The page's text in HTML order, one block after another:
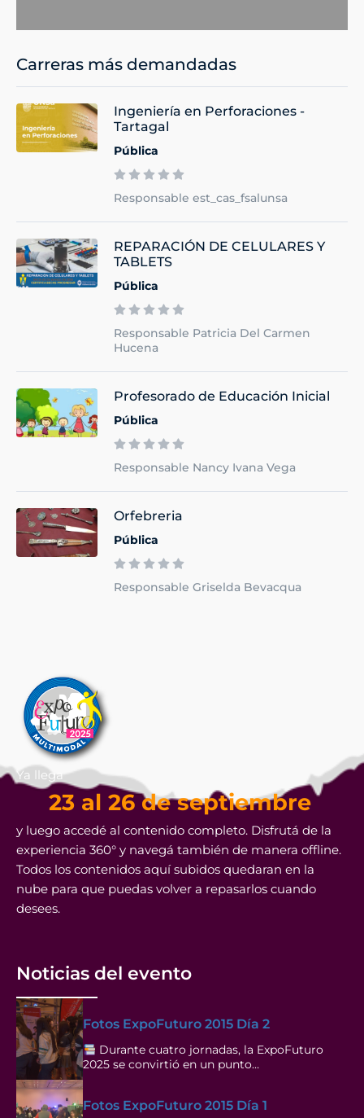
Carreras más demandadas
Ingeniería en Perforaciones -
Tartagal
Pública
Responsable est_cas_fsalunsa
REPARACIÓN DE CELULARES Y
TABLETS
Pública
Responsable Patricia Del Carmen
Hucena
Profesorado de Educación Inicial
Pública
Responsable Nancy Ivana Vega
Orfebreria
Pública
Responsable Griselda Bevacqua
Ya llega
23 al 26 de septiembre
y luego accedé al contenido completo. Disfrutá de la
experiencia 360° y navegá también de manera offline.
Todos los contenidos aquí subidos quedaran en la
nube para que puedas volver a repasarlos cuando
desees.
Noticias del evento
Fotos ExpoFuturo 2015 Día 2
Durante cuatro jornadas, la ExpoFuturo
2025 se convirtió en un punto…
Fotos ExpoFuturo 2015 Día 1